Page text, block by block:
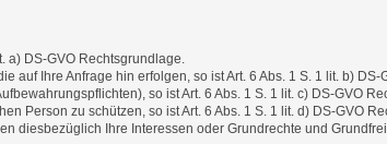
DS-GVO Rechtsgrundlage.
Ihre Anfrage hin erfolgen, so ist Art. 6 Abs. 1 S. 1 lit. b) DS-
so ist Art. 6 Abs. 1 S. 1 lit. c) DS-GVO
Person zu schützen, so ist Art. 6 Abs. 1 S. 1 lit. d) DS-GVO
Ihre Interessen oder Grundrechte und